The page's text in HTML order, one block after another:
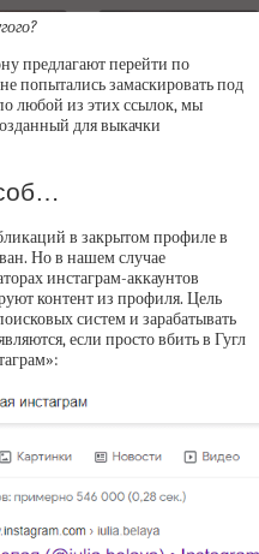
предлагают перейти по
попытались замаскировать под
любой из этих ссылок, мы
для выкачки
в закрытом профиле в
Но в нашем случае
инстаграм-аккаунтов
контент из профиля. Цель
систем и зарабатывать
если просто вбить в Гугл